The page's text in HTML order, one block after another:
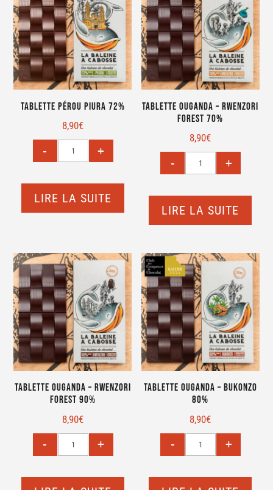
Tablette Pérou Piura 72%
8,90€
LIRE LA SUITE
Tablette Ouganda – Rwenzori
Forest 70%
8,90€
LIRE LA SUITE
Tablette Ouganda – Rwenzori
Forest 90%
8,90€
Tablette Ouganda – Bukonzo
80%
8,90€